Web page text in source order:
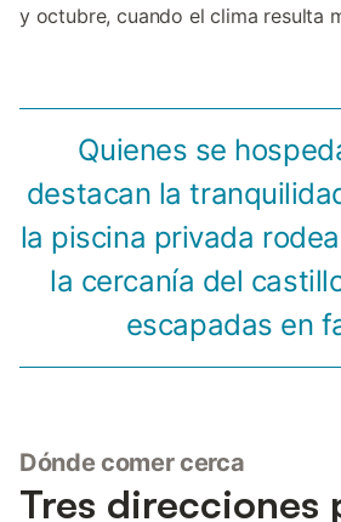
y octubre, cuando el clima resulta
Quienes se
destacan la
la piscina privada
la cercanía del
escapadas en
Dónde comer cerca
Tres direcciones